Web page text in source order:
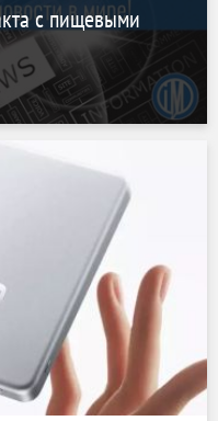
с пищевыми